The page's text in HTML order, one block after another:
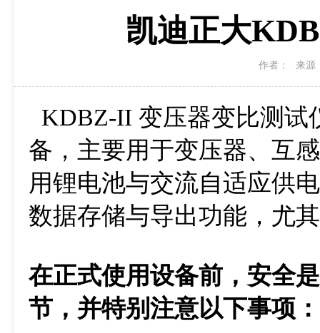
凯迪正大
作者： 来源
KDBZ-II 变压器变比测试
备，主要用于变压器、互
用锂电池与交流自适应供
数据存储与导出功能，尤
在正式使用设备前，安全
节，并特别注意以下事项：